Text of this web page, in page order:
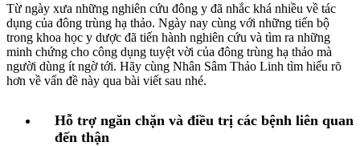
Từ ngày xưa những nghiên cứu đông y đã nhắc khá nhiều về tác
dụng của đông trùng hạ thảo. Ngày nay cùng với những tiến bộ
trong khoa học y dược đã tiến hành nghiên cứu và tìm ra những
minh chứng cho công dụng tuyệt vời của đông trùng hạ thảo mà
người dùng ít ngờ tới. Hãy cùng Nhân Sâm Thảo Linh tìm hiểu rõ
hơn về vấn đề này qua bài viết sau nhé.
Hỗ trợ ngăn chặn và điều trị các bệnh liên quan
đến thận